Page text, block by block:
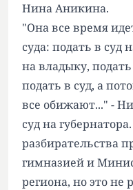
Нина Аникина.
"Она все время
суда: подать в суд
на владыку,
подать в суд, а
все обижают..." -
суд на
разбирательства
гимназией и
региона, но это не